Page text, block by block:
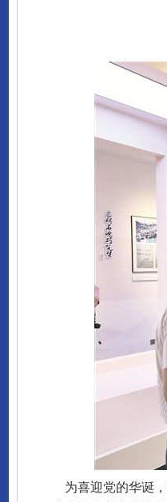
为喜迎党的华诞，